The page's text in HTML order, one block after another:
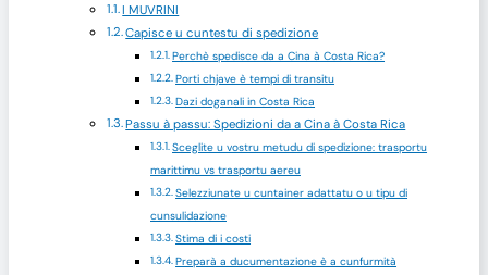
I MUVRINI
Capisce u cuntestu di spedizione
Perchè spedisce da a Cina à Costa Rica?
Porti chjave è tempi di transitu
Dazi doganali in Costa Rica
Passu à passu: Spedizioni da a Cina à Costa Rica
Sceglite u vostru metudu di spedizione: trasportu
marittimu vs trasportu aereu
Selezziunate u cuntainer adattatu o u tipu di
cunsulidazione
Stima di i costi
Preparà a ducumentazione è a cunfurmità